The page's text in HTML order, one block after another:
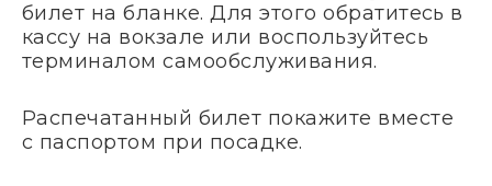
билет на бланке. Для этого обратитесь в
кассу на вокзале или воспользуйтесь
терминалом самообслуживания.
Распечатанный билет покажите вместе
с паспортом при посадке.